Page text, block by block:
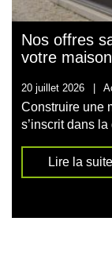
Nos offres
votre
20 juillet 2026 |
Construire une
s’inscrit dans la
Lire la suite